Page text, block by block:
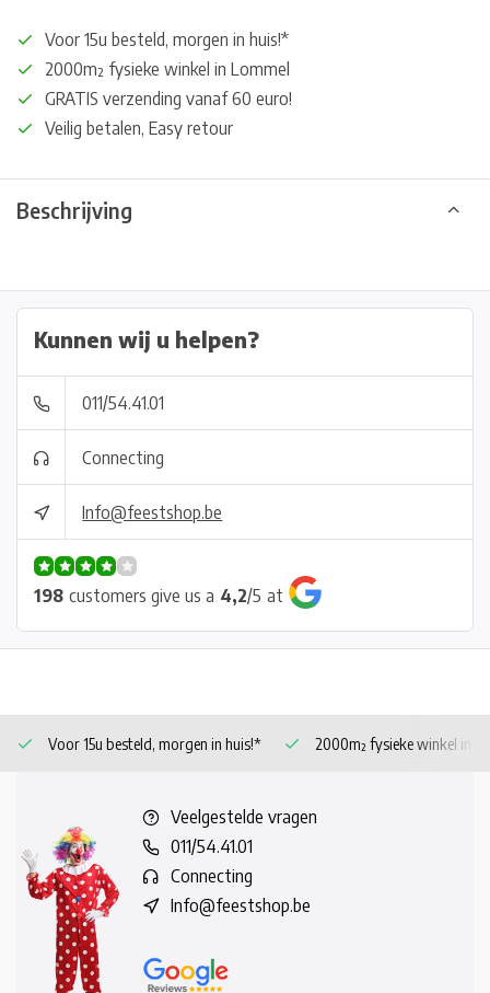
Voor 15u besteld, morgen in huis!*
2000m² fysieke winkel in Lommel
GRATIS verzending vanaf 60 euro!
Veilig betalen, Easy retour
Beschrijving
Kunnen wij u helpen?
011/54.41.01
Connecting
Info@feestshop.be
198 customers give us a 4,2/5 at
Voor 15u besteld, morgen in huis!* 2000m² fysieke winkel in
Veelgestelde vragen
011/54.41.01
Connecting
Info@feestshop.be